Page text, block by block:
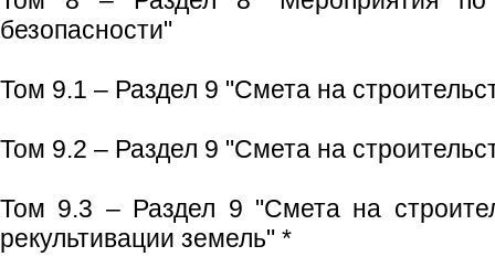
безопасности"
Том 9.1 – Раздел 9 "Смета на
Том 9.2 – Раздел 9 "Смета на
Том 9.3 – Раздел 9 "Смета на
рекультивации земель" *